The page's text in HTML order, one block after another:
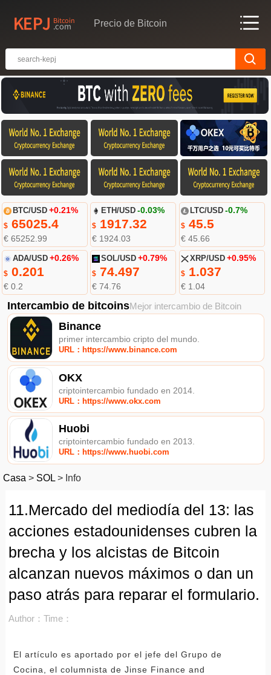
Precio de Bitcoin
BTC/USD +0.21%
$65025.4
€ 65252.99
ETH/USD -0.03%
$ 1917.32
€ 1924.03
LTC/USD -0.7%
$45.5
€ 45.66
ADA/USD +0.26%
$0.201
€ 0.2
SOL/USD +0.79%
$ 74.497
€ 74.76
XRP/USD +0.95%
$1.037
€ 1.04
Intercambio de bitcoinsMejor intercambio de Bitcoin
Binance
primer intercambio cripto del mundo.
URL：https://www.binance.com
OKX
criptointercambio fundado en 2014.
URL：https://www.okx.com
Huobi
criptointercambio fundado en 2013.
URL：https://www.huobi.com
Casa > SOL > Info
11.Mercado del mediodía del 13: las
acciones estadounidenses cubren la
brecha y los alcistas de Bitcoin
alcanzan nuevos máximos o dan un
paso atrás para reparar el formulario.
Author： Time：
El artículo es aportado por el jefe del Grupo de
Cocina, el columnista de Jinse Finance and